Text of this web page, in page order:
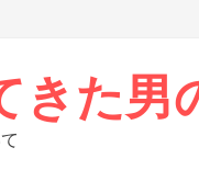
きた男